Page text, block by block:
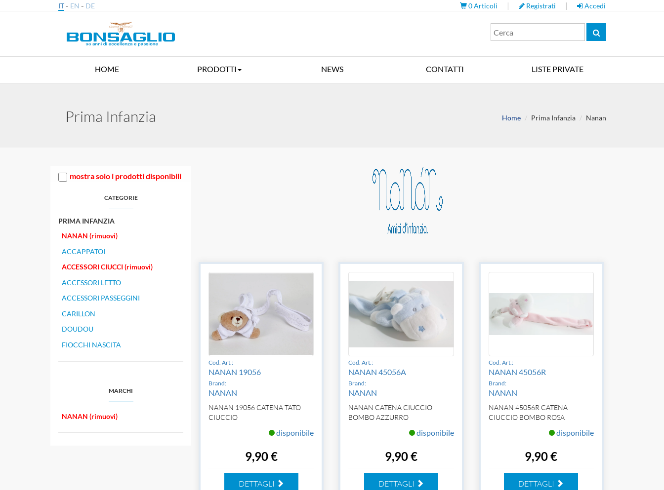
IT- EN - DE 0Articoli | Registrati | Accedi
HOME PRODOTTI NEWS CONTATTI LISTE PRIVATE
Prima Infanzia Home Prima Infanzia Nanan
mostra solo i prodotti disponibili
CATEGORIE
PRIMA INFANZIA
NANAN (rimuovi)
ACCAPPATOI
ACCESSORI CIUCCI (rimuovi)
ACCESSORI LETTO
ACCESSORI PASSEGGINI
CARILLON
DOUDOU
FIOCCHI NASCITA
MARCHI
NANAN (rimuovi)
Cod. Art.:
NANAN 19056
Brand:
NANAN
NANAN 19056 CATENA TATO
CIUCCIO
disponibile
9,90 €
DETTAGLI
Cod. Art.:
NANAN 45056A
Brand:
NANAN
NANAN CATENA CIUCCIO
BOMBO AZZURRO
disponibile
9,90 €
DETTAGLI
Cod. Art.:
NANAN 45056R
Brand:
NANAN
NANAN 45056R CATENA
CIUCCIO BOMBO ROSA
disponibile
9,90 €
DETTAGLI